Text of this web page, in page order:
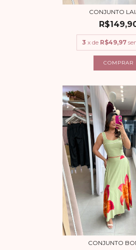
CONJUNTO
3 x de R$49,97
COMPRAR
CONJUNTO